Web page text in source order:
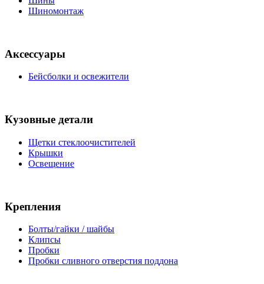
Шиномонтаж
Аксессуары
Бейсболки и освежители
Кузовные детали
Щетки стеклоочистителей
Крышки
Освещение
Крепления
Болты/гайки / шайбы
Клипсы
Пробки
Пробки сливного отверстия поддона